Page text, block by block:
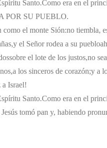
Santo.Como era en el
POR SU PUEBLO.
como el monte Sión:no tiembla,
y el Señor rodea a su pueblo
sobre el lote de los justos,no
a los sinceros de corazón;y a
a Israel!
Santo.Como era en el
tomó pan y, habiendo